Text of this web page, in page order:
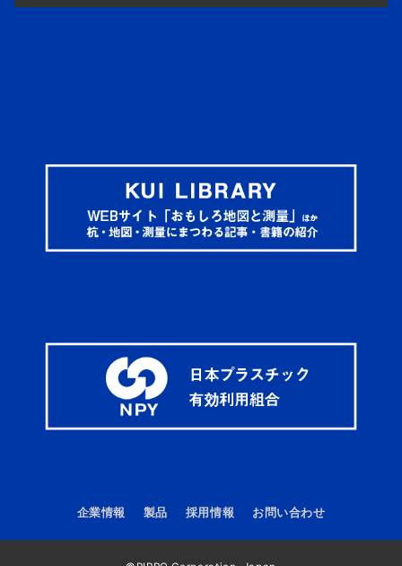
企業情報 製品 採用情報 お問い合わせ